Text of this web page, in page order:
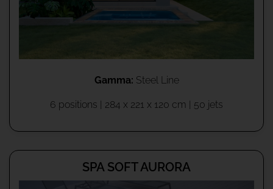
Gamma: Steel Line
6 positions | 284 x 221 x 120 cm | 50 jets
SPA SOFT AURORA